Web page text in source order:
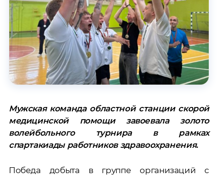
Мужская команда областной станции скорой
медицинской помощи завоевала золото
волейбольного турнира в рамках
спартакиады работников здравоохранения.
Победа добыта в группе организаций с